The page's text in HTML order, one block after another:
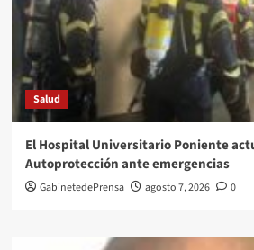
Salud
El Hospital Universitario Poniente
Autoprotección ante emergencias
GabinetedePrensa agosto 7, 2026 0